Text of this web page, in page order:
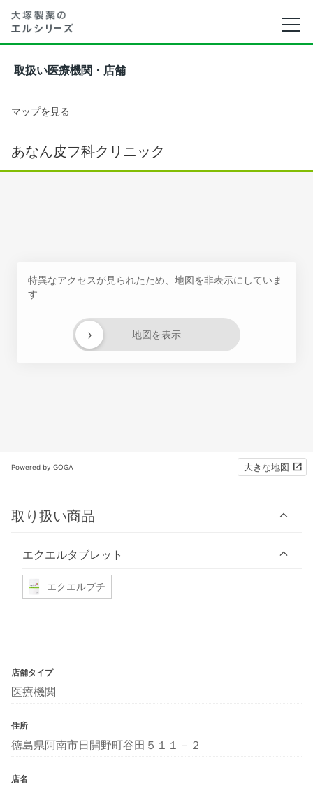
取扱い医療機関・店舗
マップを見る
あなん皮フ科クリニック
特異なアクセスが見られたため、地図を非表示にしていま
す
地図を表示
›
Powered by GOGA 大きな地図
取り扱い商品
エクエルタブレット
エクエルプチ
店舗タイプ
医療機関
住所
徳島県阿南市日開野町谷田５１１－２
店名